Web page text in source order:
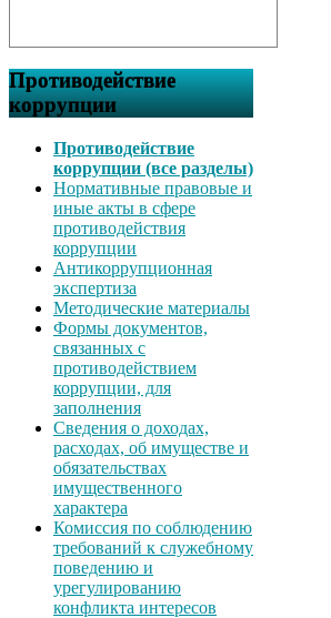
Противодействие
коррупции
Противодействие
коррупции (все разделы)
Нормативные правовые и
иные акты в сфере
противодействия
коррупции
Антикоррупционная
экспертиза
Методические материалы
Формы документов,
связанных с
противодействием
коррупции, для
заполнения
Сведения о доходах,
расходах, об имуществе и
обязательствах
имущественного
характера
Комиссия по соблюдению
требований к служебному
поведению и
урегулированию
конфликта интересов